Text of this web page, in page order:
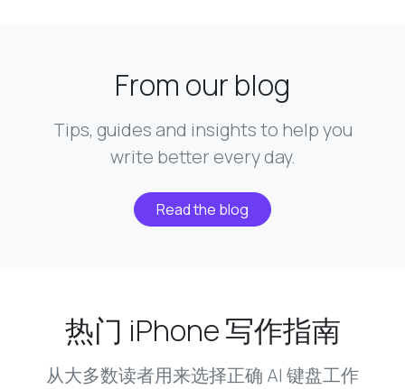
From our blog
Tips, guides and insights to help you
write better every day.
Read the blog
热门 iPhone 写作指南
从大多数读者用来选择正确 AI 键盘工作